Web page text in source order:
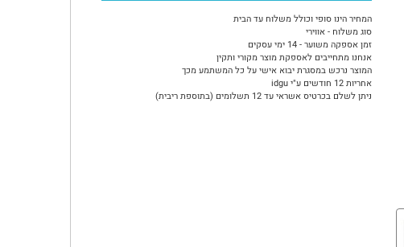
המחיר הינו סופי וכולל משלוח עד הבית
סוג משלוח - אווירי
זמן אספקה משוער - 14 ימי עסקים
אנחנו מתחייבים לאספקת מוצר מקורי ותקין
המוצר נרכש במסגרת יבוא אישי על כל המשתמע מכך
אחריות 12 חודשים ע"י idgu
ניתן לשלם בכרטיס אשראי עד 12 תשלומים (בתוספת ריבית)